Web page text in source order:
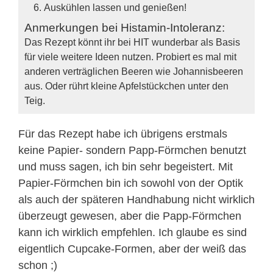
Auskühlen lassen und genießen!
Anmerkungen bei Histamin-Intoleranz:
Das Rezept könnt ihr bei HIT wunderbar als Basis
für viele weitere Ideen nutzen. Probiert es mal mit
anderen verträglichen Beeren wie Johannisbeeren
aus. Oder rührt kleine Apfelstückchen unter den
Teig.
Für das Rezept habe ich übrigens erstmals
keine Papier- sondern Papp-Förmchen benutzt
und muss sagen, ich bin sehr begeistert. Mit
Papier-Förmchen bin ich sowohl von der Optik
als auch der späteren Handhabung nicht wirklich
überzeugt gewesen, aber die Papp-Förmchen
kann ich wirklich empfehlen. Ich glaube es sind
eigentlich Cupcake-Formen, aber der weiß das
schon ;)